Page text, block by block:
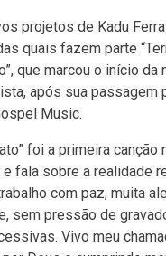
projetos de Kadu
quais fazem parte
que marcou o início da
após sua passagem
Music.
foi a primeira canção
fala sobre a realidade
com paz, muita
sem pressão de
Vivo meu